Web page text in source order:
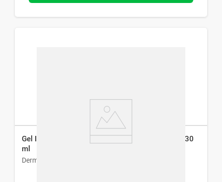
Gel Invisible Dermur Gelacne para Piel Acneica x 30
ml
Dermur